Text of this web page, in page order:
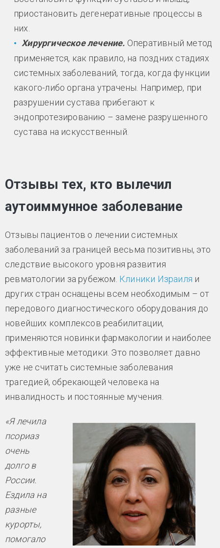
приостановить дегенеративные процессы в
них.
Хирургическое лечение. Оперативный метод
применяется, как правило, на поздних стадиях
системных заболеваний, тогда, когда функции
какого-либо органа утрачены. Например, при
разрушении сустава прибегают к
эндопротезированию – замене разрушенного
сустава на искусственный.
Отзывы тех, кто вылечил
аутоиммунное заболевание
Отзывы пациентов о лечении системных
заболеваний за границей весьма позитивны, это
следствие высокого уровня развития
ревматологии за рубежом. Клиники Израиля и
других стран оснащены всем необходимым – от
передового диагностического оборудования до
новейших комплексов реабилитации,
применяются новинки фармакологии и наиболее
эффективные методики. Это позволяет давно
уже не считать системные заболевания
трагедией, обрекающей человека на
инвалидность и постоянные мучения.
«Я лечила
псориаз
очень
долго в
России.
Ездила на
разные
курорты,
помогало